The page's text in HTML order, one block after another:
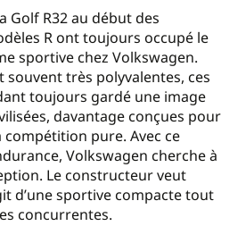
Golf R32 au début des
R ont toujours occupé le
sportive chez Volkswagen.
souvent très polyvalentes, ces
toujours gardé une image
davantage conçues pour
pure. Avec ce
Volkswagen cherche à
Le constructeur veut
d’une sportive compacte tout
concurrentes.